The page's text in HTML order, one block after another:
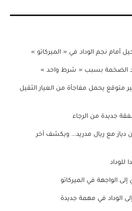
أمام نجم الوداد في « الميركاتو »
الضخمة بسبب « شرط واحد »
متوقع يحمل مفاجأة من العيار الثقيل
جديدة من الرجاء
دياز مع ريال مدريد... ويكشف آخر
للوداد
الواجهة في الميركاتو
الوداد في مهمة جديدة